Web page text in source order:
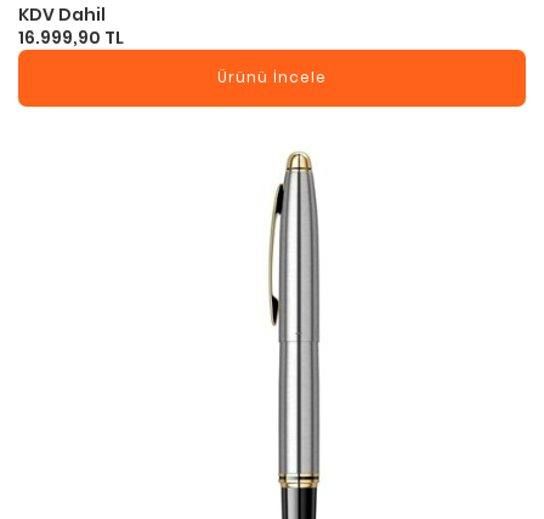
KDV Dahil
16.999,90 TL
Ürünü İncele